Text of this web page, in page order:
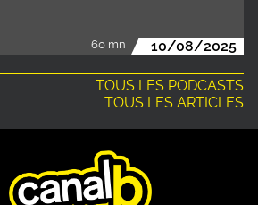
60 mn 10/08/2025
TOUS LES PODCASTS
TOUS LES ARTICLES